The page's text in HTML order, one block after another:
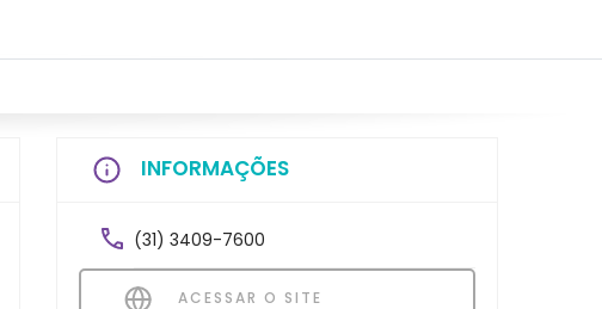
INFORMAÇÕES
(31) 3409-7600
ACESSAR O SITE